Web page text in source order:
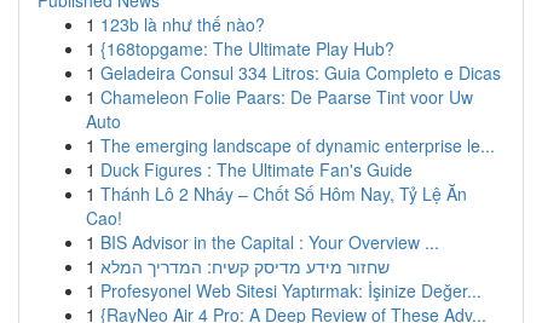
1 123b là như thế nào?
1 {168topgame: The Ultimate Play Hub?
1 Geladeira Consul 334 Litros: Guia Completo e Dicas
1 Chameleon Folie Paars: De Paarse Tint voor Uw
Auto
1 The emerging landscape of dynamic enterprise le...
1 Duck Figures : The Ultimate Fan's Guide
1 Thánh Lô 2 Nháy – Chốt Số Hôm Nay, Tỷ Lệ Ăn
Cao!
1 BIS Advisor in the Capital : Your Overview ...
1 שחזור מידע מדיסק קשיח: המדריך המלא
1 Profesyonel Web Sitesi Yaptırmak: İşinize Değer...
1 {RayNeo Air 4 Pro: A Deep Review of These Adv...